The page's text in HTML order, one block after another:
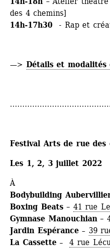
des 4 chemins]
14h-17h30 - Rap et
—> Détails et
Festival Arts de rue des
Les 1, 2, 3 juillet 2022
À
Bodybuilding
Boxing Beats – 41 rue
Gymnase Manouchian–
Jardin Espérance – 39
La Cassette – 4 rue